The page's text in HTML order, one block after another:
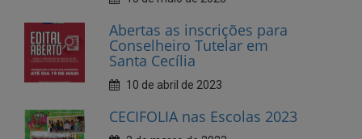
CECIFOLIA nas Escolas 2023
2 de março de 2023
Santa Cecília é destaque em
transparência pública